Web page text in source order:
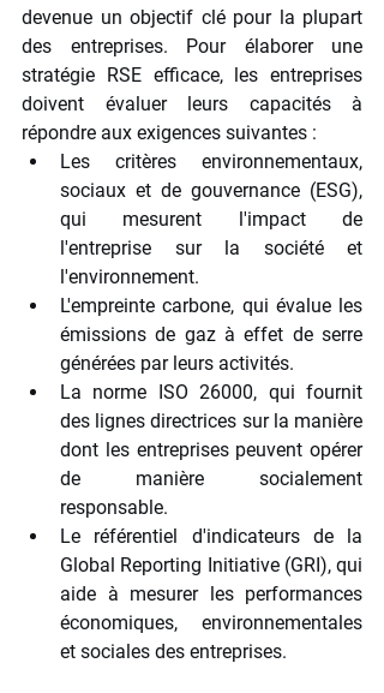
devenue un objectif clé pour la plupart
des entreprises. Pour élaborer une
stratégie RSE efficace, les entreprises
doivent évaluer leurs capacités à
répondre aux exigences suivantes :
Les critères environnementaux,
sociaux et de gouvernance (ESG),
qui mesurent l'impact de
l'entreprise sur la société et
l'environnement.
L'empreinte carbone, qui évalue les
émissions de gaz à effet de serre
générées par leurs activités.
La norme ISO 26000, qui fournit
des lignes directrices sur la manière
dont les entreprises peuvent opérer
de manière socialement
responsable.
Le référentiel d'indicateurs de la
Global Reporting Initiative (GRI), qui
aide à mesurer les performances
économiques, environnementales
et sociales des entreprises.